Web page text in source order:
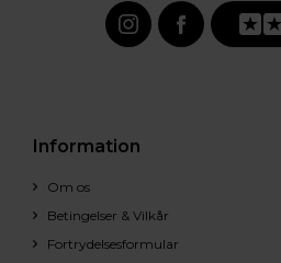
Information
Om os
Betingelser & Vilkår
Fortrydelsesformular